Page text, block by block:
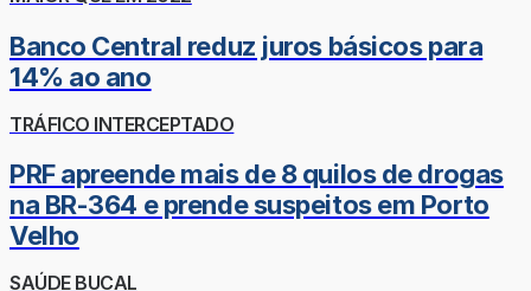
Banco Central reduz juros básicos para
14% ao ano
TRÁFICO INTERCEPTADO
PRF apreende mais de 8 quilos de drogas
na BR-364 e prende suspeitos em Porto
Velho
SAÚDE BUCAL